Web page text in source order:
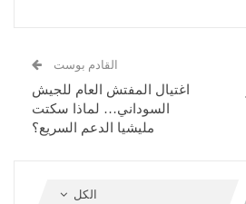
القادم بوست
اغتيال المفتش العام للجيش
السوداني… لماذا سكتت
مليشيا الدعم السريع؟
الكل